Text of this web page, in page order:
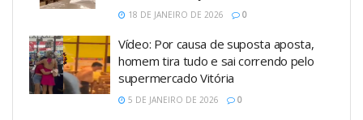
18 DE JANEIRO DE 2026 0
Vídeo: Por causa de suposta aposta,
homem tira tudo e sai correndo pelo
supermercado Vitória
5 DE JANEIRO DE 2026 0